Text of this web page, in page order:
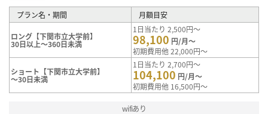
プラン名・期間 月額目安
ロング【下関市立大学前】
30日以上～360日未満
1日当たり 2,500円～
98,100 円/月～
初期費用他 22,000円～
ショート【下関市立大学前】
～30日未満
1日当たり 2,700円～
104,100 円/月～
初期費用他 16,500円～
wifiあり